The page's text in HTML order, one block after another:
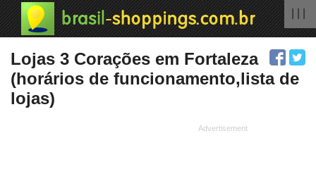
Lojas 3 Corações em Fortaleza
(horários de funcionamento,lista de
lojas)